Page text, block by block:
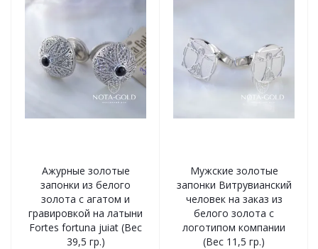
Ажурные золотые
запонки из белого
золота с агатом и
гравировкой на латыни
Fortes fortuna juiat (Вес
39,5 гр.)
Мужские золотые
запонки Витрувианский
человек на заказ из
белого золота с
логотипом компании
(Вес 11,5 гр.)